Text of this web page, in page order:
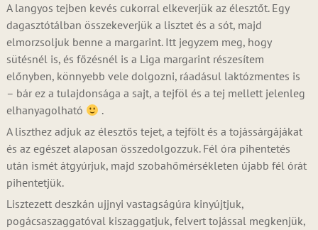
A langyos tejben kevés cukorral elkeverjük az élesztőt. Egy
dagasztótálban összekeverjük a lisztet és a sót, majd
elmorzsoljuk benne a margarint. Itt jegyzem meg, hogy
sütésnél is, és főzésnél is a Liga margarint részesítem
előnyben, könnyebb vele dolgozni, ráadásul laktózmentes is
– bár ez a tulajdonsága a sajt, a tejföl és a tej mellett jelenleg
elhanyagolható
.
A liszthez adjuk az élesztős tejet, a tejfölt és a tojássárgájákat
és az egészet alaposan összedolgozzuk. Fél óra pihentetés
után ismét átgyúrjuk, majd szobahőmérsékleten újabb fél órát
pihentetjük.
Lisztezett deszkán ujjnyi vastagságúra kinyújtjuk,
pogácsaszaggatóval kiszaggatjuk, felvert tojással megkenjük,